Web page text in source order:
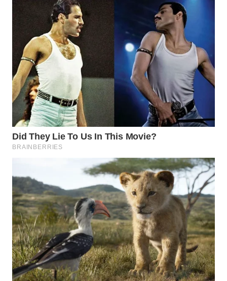
BINJAI
WN
CIREBON
WN
INDRAMAYU
WN
KUNINGAN
WN
WN
SUBANG
WN
SUKABUMI
WN
PURWAKARTA